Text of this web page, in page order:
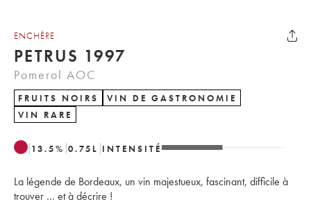
ENCHÈRE
PETRUS 1997
Pomerol AOC
FRUITS NOIRS
VIN DE GASTRONOMIE
VIN RARE
13.5% 0.75 L INTENSITÉ
La légende de Bordeaux, un vin majestueux, fascinant, difficile à
trouver … et à décrire !